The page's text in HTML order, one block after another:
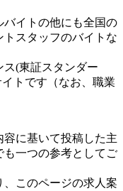
バイトの他にも全国の
スタッフのバイトな
ス(東証スタンダー
トです（なお、職業
に基いて投稿した主
一つの参考としてご
このページの求人案